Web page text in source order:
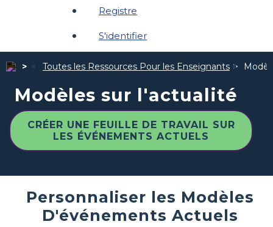
Registre
S'identifier
Toutes les Ressources Pour les Enseignants
Modèles sur l'actualité
CRÉER UNE FEUILLE DE TRAVAIL SUR
LES ÉVÉNEMENTS ACTUELS
Personnaliser les Modèles
D'événements Actuels